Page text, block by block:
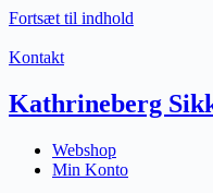
Fortsæt til indhold
Kontakt
Kathrineberg
Webshop
Min Konto